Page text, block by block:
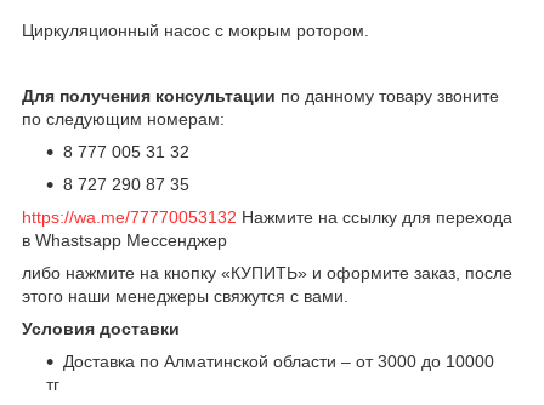
Циркуляционный насос с мокрым ротором.
Для получения консультации по данному товару звоните
по следующим номерам:
8 777 005 31 32
8 727 290 87 35
https://wa.me/77770053132 Нажмите на ссылку для перехода
в Whastsapp Мессенджер
либо нажмите на кнопку «КУПИТЬ» и оформите заказ, после
этого наши менеджеры свяжутся с вами.
Условия доставки
Доставка по Алматинской области – от 3000 до 10000
тг